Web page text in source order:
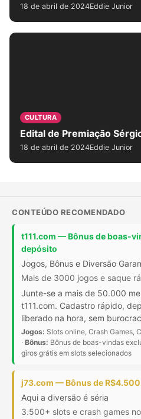
18 de abril de 2024Eddie Junior
CULTURA
Edital de Premiação
18 de abril de 2024Eddie Junior
CONTEÚDO RECOMENDADO
t111.com — Bônus de boas-
depósito
Jogos, Bônus e Diversão
Mais de 3000 jogos e saque
Junte-se a mais de 50.000
t111.com. Cadastro rápido,
liberado na hora, sem
Jogos: Slots online, Crash Games,
· Bônus: Bônus de boas-vindas
giros grátis em slots selecionados
j73.com — Bônus de
Aqui a diversão é séria
3.500+ slots e crash games